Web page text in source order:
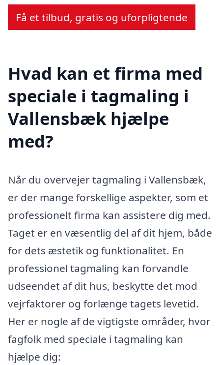
Få et tilbud, gratis og uforpligtende
Hvad kan et firma med
speciale i tagmaling i
Vallensbæk hjælpe
med?
Når du overvejer tagmaling i Vallensbæk,
er der mange forskellige aspekter, som et
professionelt firma kan assistere dig med.
Taget er en væsentlig del af dit hjem, både
for dets æstetik og funktionalitet. En
professionel tagmaling kan forvandle
udseendet af dit hus, beskytte det mod
vejrfaktorer og forlænge tagets levetid.
Her er nogle af de vigtigste områder, hvor
fagfolk med speciale i tagmaling kan
hjælpe dig: